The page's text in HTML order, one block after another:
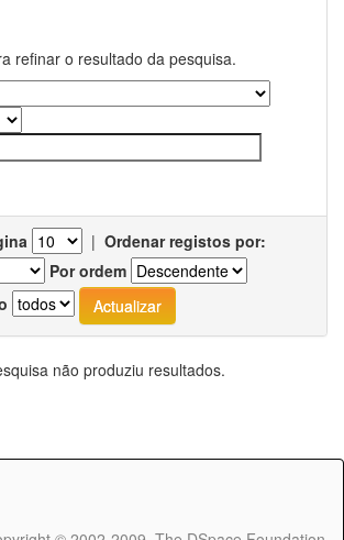
refinar o resultado da pesquisa.
| Ordenar registos por:
Por ordem
não produziu resultados.